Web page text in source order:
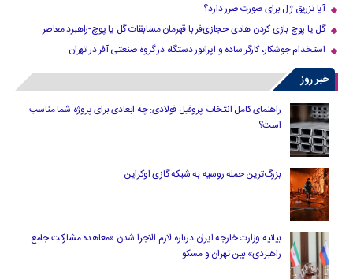
آیا تزریق ژل برای صورت ضرر دارد​؟
گل یا پوچ بازی کردن هادی حجازی‌فر با قهرمان مسابقات گل یا پوچ-راهبرد معاصر
استخدام جوشکار، کارگر ساده و اپراتور دستگاه در گروه صنعتی آفر در تهران
خبر روز
راهنمای کامل انتخاب پروفیل فولادی: چه ابعادی برای پروژه شما مناسب
است؟
بزرگ‌ترین حمله روسیه به شبکه گازی اوکراین
بیانیه وزارت خارجه ایران درباره لازم‌ الاجرا شدن «معاهده مشارکت جامع
راهبردی» بین تهران و مسکو